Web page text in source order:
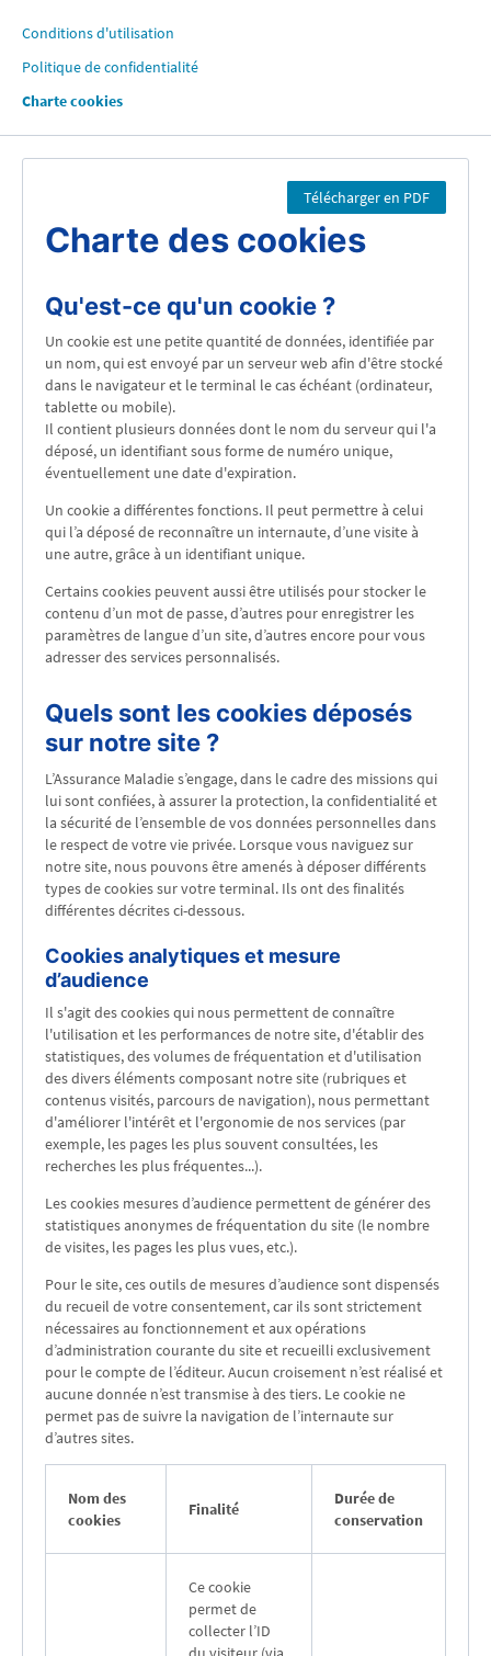
Conditions d'utilisation
Politique de confidentialité
Charte cookies
Télécharger en PDF
Charte des cookies
Qu'est-ce qu'un cookie ?
Un cookie est une petite quantité de données, identifiée par
un nom, qui est envoyé par un serveur web afin d'être stocké
dans le navigateur et le terminal le cas échéant (ordinateur,
tablette ou mobile).
Il contient plusieurs données dont le nom du serveur qui l'a
déposé, un identifiant sous forme de numéro unique,
éventuellement une date d'expiration.
Un cookie a différentes fonctions. Il peut permettre à celui
qui l’a déposé de reconnaître un internaute, d’une visite à
une autre, grâce à un identifiant unique.
Certains cookies peuvent aussi être utilisés pour stocker le
contenu d’un mot de passe, d’autres pour enregistrer les
paramètres de langue d’un site, d’autres encore pour vous
adresser des services personnalisés.
Quels sont les cookies déposés
sur notre site ?
L’Assurance Maladie s’engage, dans le cadre des missions qui
lui sont confiées, à assurer la protection, la confidentialité et
la sécurité de l’ensemble de vos données personnelles dans
le respect de votre vie privée. Lorsque vous naviguez sur
notre site, nous pouvons être amenés à déposer différents
types de cookies sur votre terminal. Ils ont des finalités
différentes décrites ci-dessous.
Cookies analytiques et mesure
d’audience
Il s'agit des cookies qui nous permettent de connaître
l'utilisation et les performances de notre site, d'établir des
statistiques, des volumes de fréquentation et d'utilisation
des divers éléments composant notre site (rubriques et
contenus visités, parcours de navigation), nous permettant
d'améliorer l'intérêt et l'ergonomie de nos services (par
exemple, les pages les plus souvent consultées, les
recherches les plus fréquentes...).
Les cookies mesures d’audience permettent de générer des
statistiques anonymes de fréquentation du site (le nombre
de visites, les pages les plus vues, etc.).
Pour le site, ces outils de mesures d’audience sont dispensés
du recueil de votre consentement, car ils sont strictement
nécessaires au fonctionnement et aux opérations
d’administration courante du site et recueilli exclusivement
pour le compte de l’éditeur. Aucun croisement n’est réalisé et
aucune donnée n’est transmise à des tiers. Le cookie ne
permet pas de suivre la navigation de l’internaute sur
d’autres sites.
Nom des
cookies
Finalité
Durée de
conservation
Ce cookie
permet de
collecter l’ID